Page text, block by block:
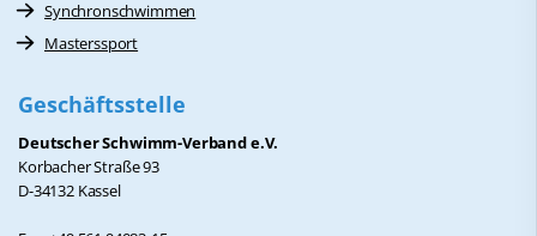
Synchronschwimmen
Masterssport
Geschäftsstelle
Deutscher Schwimm-Verband e.V.
Korbacher Straße 93
D-34132 Kassel